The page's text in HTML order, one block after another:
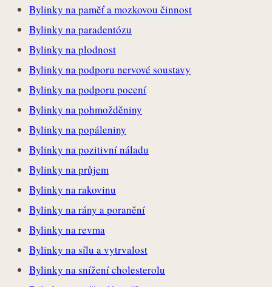
Bylinky na paměť a mozkovou činnost
Bylinky na paradentózu
Bylinky na plodnost
Bylinky na podporu nervové soustavy
Bylinky na podporu pocení
Bylinky na pohmožděniny
Bylinky na popáleniny
Bylinky na pozitivní náladu
Bylinky na průjem
Bylinky na rakovinu
Bylinky na rány a poranění
Bylinky na revma
Bylinky na sílu a vytrvalost
Bylinky na snížení cholesterolu